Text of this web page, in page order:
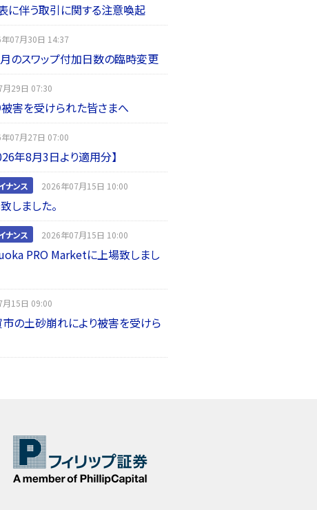
に伴う取引に関する注意喚起
07月30日 14:37
のスワップ付加日数の臨時変更
29日 07:30
害を受けられた皆さまへ
07月27日 07:00
年8月3日より適用分】
ナンス 2026年07月15日 10:00
しました。
ナンス 2026年07月15日 10:00
PRO Marketに上場致しまし
15日 09:00
の土砂崩れにより被害を受けら